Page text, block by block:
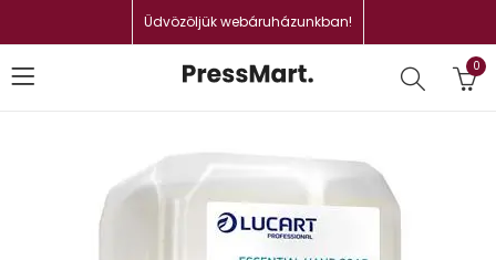
Üdvözöljük webáruházunkban!
0